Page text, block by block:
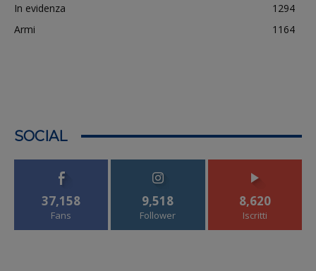
In evidenza
1294
Armi
1164
SOCIAL
37,158
Fans
9,518
Follower
8,620
Iscritti